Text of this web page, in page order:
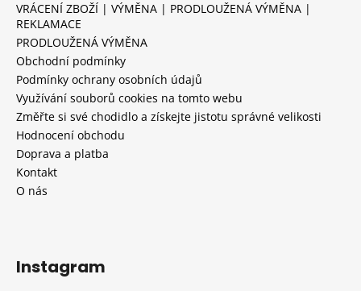
VRÁCENÍ ZBOŽÍ | VÝMĚNA | PRODLOUŽENÁ VÝMĚNA |
REKLAMACE
PRODLOUŽENÁ VÝMĚNA
Obchodní podmínky
Podmínky ochrany osobních údajů
Využívání souborů cookies na tomto webu
Změřte si své chodidlo a získejte jistotu správné velikosti
Hodnocení obchodu
Doprava a platba
Kontakt
O nás
Instagram